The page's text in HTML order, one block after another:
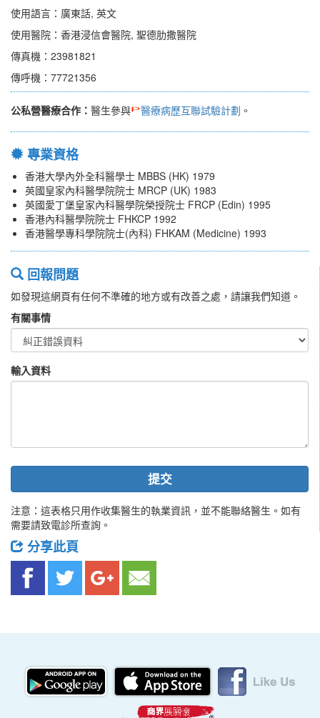
使用語言：廣東話, 英文
使用醫院：香港浸信會醫院, 聖德肋撒醫院
傳真機：23981821
傳呼機：77721356
公私營醫療合作： 醫生參與 醫療病歷互聯試驗計劃 。
專業資格
香港大學內外全科醫學士 MBBS (HK) 1979
英國皇家內科醫學院院士 MRCP (UK) 1983
英國愛丁堡皇家內科醫學院榮授院士 FRCP (Edin) 1995
香港內科醫學院院士 FHKCP 1992
香港醫學專科學院院士(內科) FHKAM (Medicine) 1993
回報問題
如發現這網頁有任何不準確的地方或有改善之處，請讓我們知道。
有關事情
輸入資料
提交
注意：這表格只用作收集醫生的執業資訊，並不能聯絡醫生。如有
需要請致電診所查詢。
分享此頁